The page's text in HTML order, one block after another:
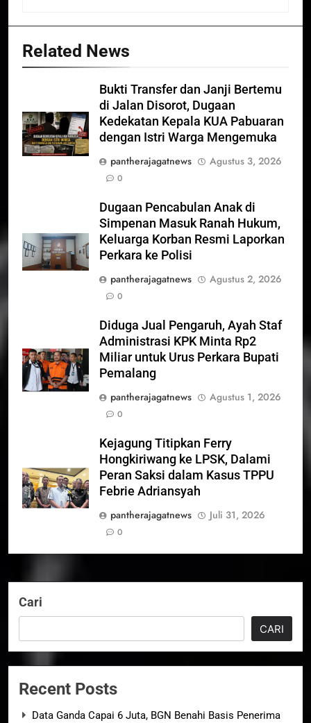
Related News
Bukti Transfer dan Janji Bertemu
di Jalan Disorot, Dugaan
Kedekatan Kepala KUA Pabuaran
dengan Istri Warga Mengemuka
pantherajagatnews
Agustus 3, 2026
0
Dugaan Pencabulan Anak di
Simpenan Masuk Ranah Hukum,
Keluarga Korban Resmi Laporkan
Perkara ke Polisi
pantherajagatnews
Agustus 2, 2026
0
Diduga Jual Pengaruh, Ayah Staf
Administrasi KPK Minta Rp2
Miliar untuk Urus Perkara Bupati
Pemalang
pantherajagatnews
Agustus 1, 2026
0
Kejagung Titipkan Ferry
Hongkiriwang ke LPSK, Dalami
Peran Saksi dalam Kasus TPPU
Febrie Adriansyah
pantherajagatnews
Juli 31, 2026
0
Cari
CARI
Recent Posts
Data Ganda Capai 6 Juta, BGN Benahi Basis Penerima